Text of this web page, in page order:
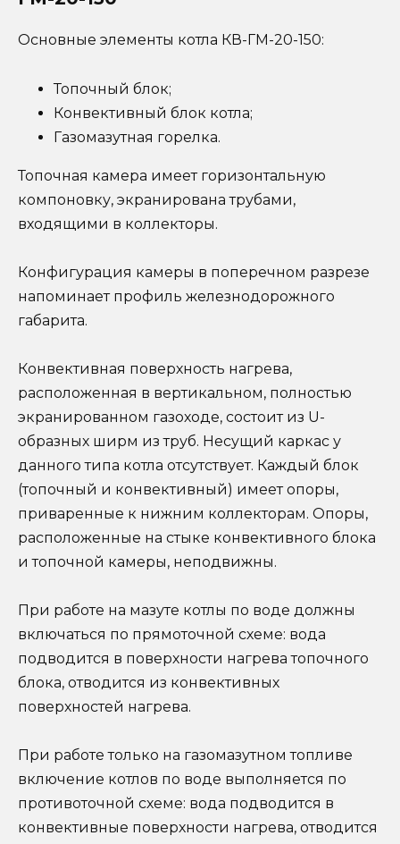
Основные элементы котла КВ-ГМ-20-150:
Топочный блок;
Конвективный блок котла;
Газомазутная горелка.
Топочная камера имеет горизонтальную
компоновку, экранирована трубами,
входящими в коллекторы.
Конфигурация камеры в поперечном разрезе
напоминает профиль железнодорожного
габарита.
Конвективная поверхность нагрева,
расположенная в вертикальном, полностью
экранированном газоходе, состоит из U-
образных ширм из труб. Несущий каркас у
данного типа котла отсутствует. Каждый блок
(топочный и конвективный) имеет опоры,
приваренные к нижним коллекторам. Опоры,
расположенные на стыке конвективного блока
и топочной камеры, неподвижны.
При работе на мазуте котлы по воде должны
включаться по прямоточной схеме: вода
подводится в поверхности нагрева топочного
блока, отводится из конвективных
поверхностей нагрева.
При работе только на газомазутном топливе
включение котлов по воде выполняется по
противоточной схеме: вода подводится в
конвективные поверхности нагрева, отводится